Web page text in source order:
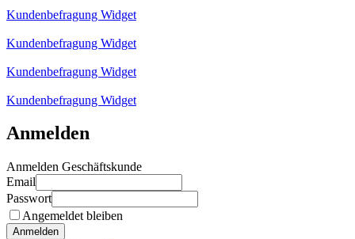
Kundenbefragung Widget
Kundenbefragung Widget
Kundenbefragung Widget
Kundenbefragung Widget
Anmelden
Anmelden Geschäftskunde
Email
Passwort
Angemeldet bleiben
Anmelden